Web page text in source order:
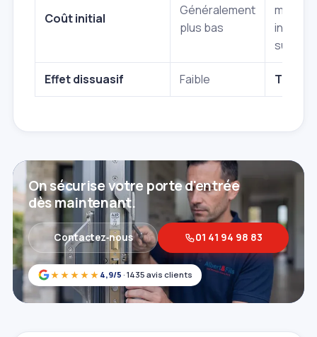
Coût initial
Généralement
plus bas
mais
sur la
Effet dissuasif Faible Très
★★★★★ 4,9/5 · 1435 avis clients
On sécurise votre porte d'entrée
dès maintenant.
Contactez‑nous 01 41 94 98 83